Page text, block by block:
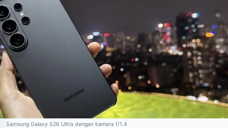
Samsung Galaxy S26 Ultra dengan kamera f/1.4